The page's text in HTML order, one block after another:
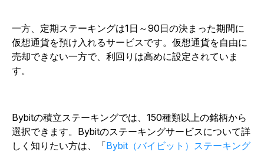
一方、定期ステーキングは1日～90日の決まった期間に
仮想通貨を預け入れるサービスです。仮想通貨を自由に
売却できない一方で、利回りは高めに設定されていま
す。
Bybitの積立ステーキングでは、150種類以上の銘柄から
選択できます。Bybitのステーキングサービスについて詳
しく知りたい方は、「Bybit（バイビット）ステーキング